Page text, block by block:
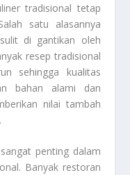
tradisional tetap
satu alasannya
di gantikan oleh
resep tradisional
sehingga kualitas
bahan alami dan
nilai tambah
penting dalam
Banyak restoran